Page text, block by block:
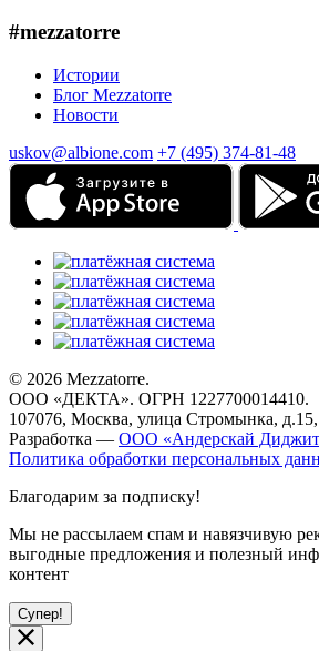
#mezzatorre
Истории
Блог Mezzatorre
Новости
uskov@albione.com +7 (495) 374-81-48
© 2026 Mezzatorre.
ООО «ДЕКТА». ОГРН 1227700014410.
107076, Москва, улица Стромынка,
Разработка — ООО «Андерскай
Политика обработки персональных
Благодарим за подписку!
Мы не рассылаем спам и навязчивую
выгодные предложения и полезный
контент
Супер!